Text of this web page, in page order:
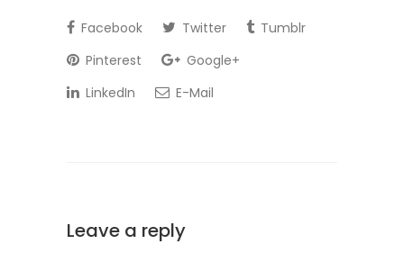
Facebook Twitter
Tumblr
Pinterest
Google+
LinkedIn
E-Mail
Leave a reply